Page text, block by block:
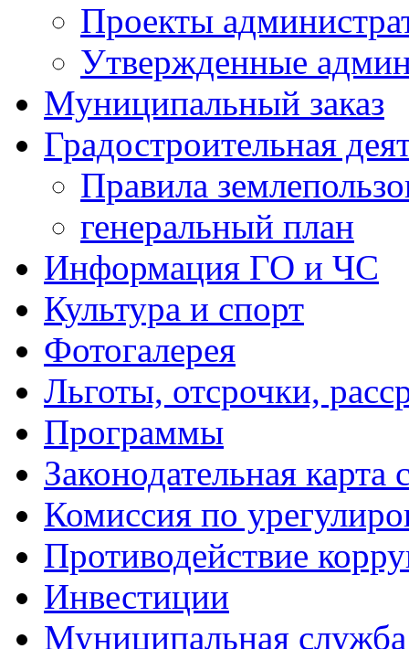
Проекты
Утвержденные
Муниципальный заказ
Градостроительная
Правила
генеральный план
Информация ГО и ЧС
Культура и спорт
Фотогалерея
Льготы, отсрочки,
Программы
Законодательная карта
Комиссия по
Противодействие
Инвестиции
Муниципальная служба